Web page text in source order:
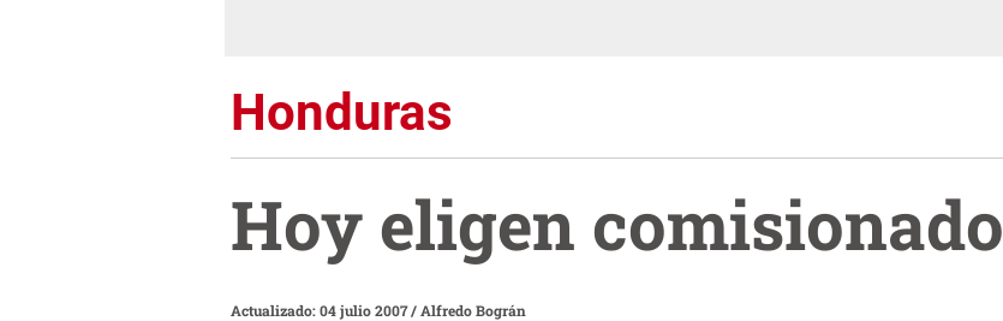
Honduras
Hoy eligen comisionado
Actualizado: 04 julio 2007/ Alfredo Bográn